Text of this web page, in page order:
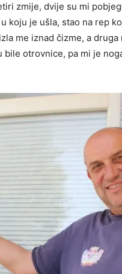
zmije, dvije su mi
koju je ušla, stao na rep
me iznad čizme, a
otrovnice, pa mi je